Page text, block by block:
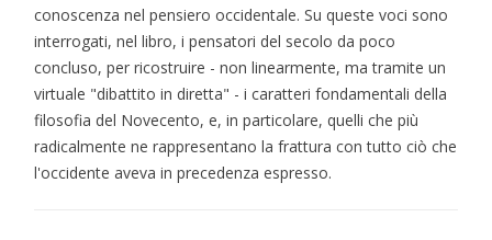
conoscenza nel pensiero occidentale. Su queste voci sono
interrogati, nel libro, i pensatori del secolo da poco
concluso, per ricostruire - non linearmente, ma tramite un
virtuale "dibattito in diretta" - i caratteri fondamentali della
filosofia del Novecento, e, in particolare, quelli che più
radicalmente ne rappresentano la frattura con tutto ciò che
l'occidente aveva in precedenza espresso.